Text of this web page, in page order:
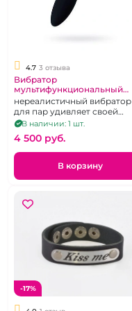
4.7 3 отзыва
Вибратор
мультифункциональный
Рогатка "Satisfyer" Partner
Multifun черный
нереалистичный вибратор
для пар удивляет своей
многогранностью
В наличии: 1 шт.
4 500 pуб.
В корзину
-17%